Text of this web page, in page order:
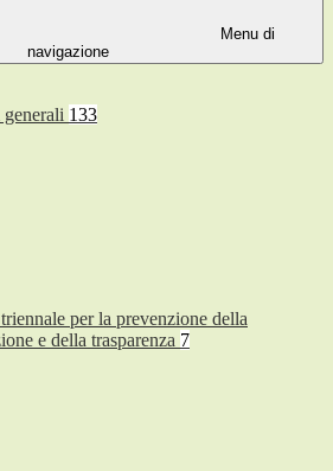
Menu di
navigazione
133
per la prevenzione della
e della trasparenza 7